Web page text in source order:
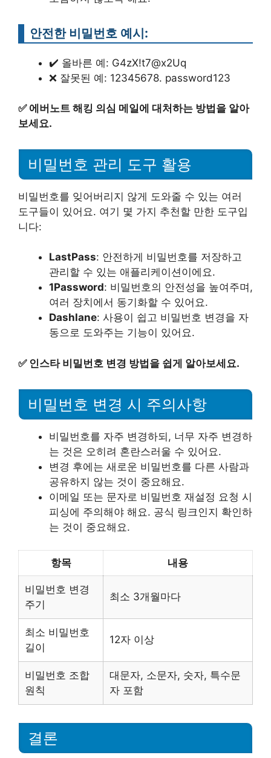
안전한 비밀번호 예시:
✔️ 올바른 예: G4zX!t7@x2Uq
❌ 잘못된 예: 12345678. password123
✅ 에버노트 해킹 의심 메일에 대처하는 방법을 알아
보세요.
비밀번호 관리 도구 활용
비밀번호를 잊어버리지 않게 도와줄 수 있는 여러
도구들이 있어요. 여기 몇 가지 추천할 만한 도구입
니다:
LastPass: 안전하게 비밀번호를 저장하고
관리할 수 있는 애플리케이션이에요.
1Password: 비밀번호의 안전성을 높여주며,
여러 장치에서 동기화할 수 있어요.
Dashlane: 사용이 쉽고 비밀번호 변경을 자
동으로 도와주는 기능이 있어요.
✅ 인스타 비밀번호 변경 방법을 쉽게 알아보세요.
비밀번호 변경 시 주의사항
비밀번호를 자주 변경하되, 너무 자주 변경하
는 것은 오히려 혼란스러울 수 있어요.
변경 후에는 새로운 비밀번호를 다른 사람과
공유하지 않는 것이 중요해요.
이메일 또는 문자로 비밀번호 재설정 요청 시
피싱에 주의해야 해요. 공식 링크인지 확인하
는 것이 중요해요.
항목 내용
비밀번호 변경
주기
최소 3개월마다
최소 비밀번호
길이
12자 이상
비밀번호 조합
원칙
대문자, 소문자, 숫자, 특수문
자 포함
결론